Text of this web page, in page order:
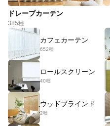
ドレープカーテン
385種
カフェカーテン
652種
ロールスクリーン
40種
ウッドブラインド
2種